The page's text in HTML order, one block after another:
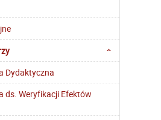
Dydaktyczna
ds. Weryfikacji Efektów